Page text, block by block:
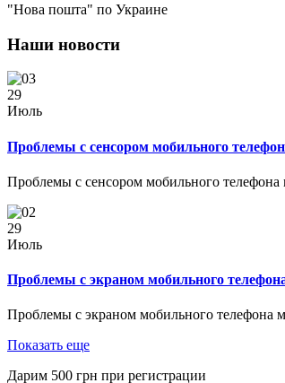
"Нова пошта" по Украине
Наши новости
29
Июль
Проблемы с сенсором мобильного
Проблемы с сенсором мобильного телефона
29
Июль
Проблемы с экраном мобильного
Проблемы с экраном мобильного телефона
Показать еще
Дарим 500 грн при регистрации